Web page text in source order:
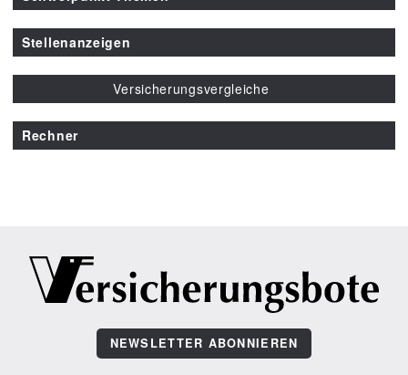
Stellenanzeigen
Versicherungsvergleiche
Rechner
NEWSLETTER ABONNIEREN